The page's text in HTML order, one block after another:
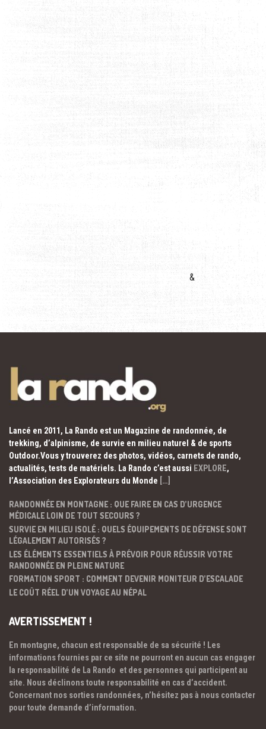
&
Lancé en 2011, La Rando est un Magazine de randonnée, de
trekking, d’alpinisme, de survie en milieu naturel & de sports
Outdoor.Vous y trouverez des photos, vidéos, carnets de rando,
actualités, tests de matériels. La Rando c’est aussi EXPLORE,
l’Association des Explorateurs du Monde […]
RANDONNÉE EN MONTAGNE : QUE FAIRE EN CAS D’URGENCE
MÉDICALE LOIN DE TOUT SECOURS ?
SURVIE EN MILIEU ISOLÉ : QUELS ÉQUIPEMENTS DE DÉFENSE SONT
LÉGALEMENT AUTORISÉS ?
LES ÉLÉMENTS ESSENTIELS À PRÉVOIR POUR RÉUSSIR VOTRE
RANDONNÉE EN PLEINE NATURE
FORMATION SPORT : COMMENT DEVENIR MONITEUR D’ESCALADE
LE COÛT RÉEL D’UN VOYAGE AU NÉPAL
AVERTISSEMENT !
En montagne, chacun est responsable de sa sécurité ! Les
informations fournies par ce site ne pourront en aucun cas engager
la responsabilité de La Rando et des personnes qui participent au
site. Nous déclinons toute responsabilité en cas d’accident.
Concernant nos sorties randonnées, n’hésitez pas à nous contacter
pour toute demande d’information.